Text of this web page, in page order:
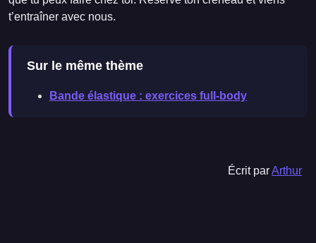
t’entraîner avec nous.
Sur le même thème
Bande élastique : exercices full-body
Écrit parArthur